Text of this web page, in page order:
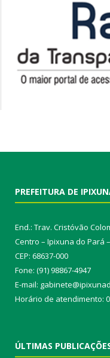
PREFEITURA DE
End.: Trav. Cristóvão
Centro – Ipixuna do Pará
CEP: 68637-000
Fone: (91) 98867-4947
E-mail:
Horário de atendimento:
ÚLTIMAS